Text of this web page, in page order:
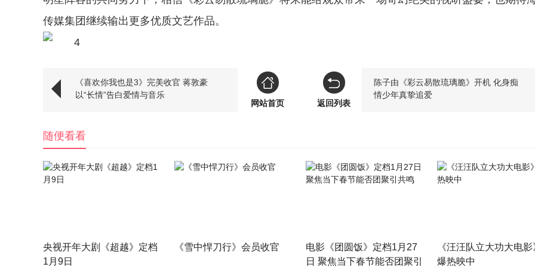
传媒集团继续输出更多优质文艺作品。
《喜欢你我也是3》完美收官 蒋敦豪
以“长情”告白爱情与音乐
陈子由《彩云易散琉璃脆》开机 化身痴
情少年真挚追爱
网站首页
返回列表
随便看看
央视开年大剧《超越》定档
1月9日
《雪中悍刀行》会员收官
电影《团圆饭》定档1月27
日 聚焦当下春节能否团聚引
《汪汪队立大功大电
爆热映中